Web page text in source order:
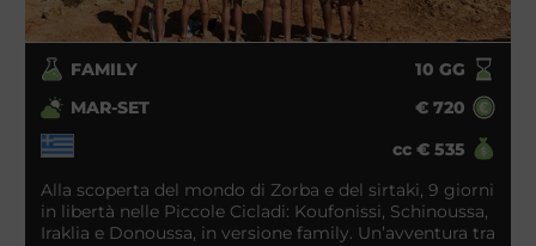
FAMILY 10 GG
MAR-SET
€ 720
cc € 535
Alla scoperta del mondo di Zorba e del sirtaki, 9 giorni
in libertà nelle Piccole Cicladi: Koufonissi, Schinoussa,
Iraklia e Donoussa, in versione family. Un’avventura tra